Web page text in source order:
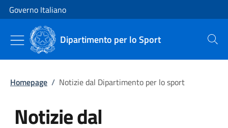
Vai al contenuto
Vai alla navigazione del sito
Governo Italiano
Dipartimento per lo Sport Cerca
Homepage / Notizie dal Dipartimento per lo sport
Notizie dal